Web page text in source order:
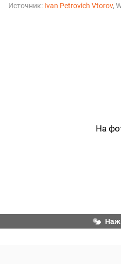
Источник: Ivan Petrovich Vtorov,
На
Генеральной